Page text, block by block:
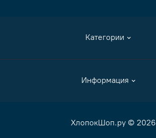
Категории
Аксессуары
Информация
Как сделать заказ
ХлопокШоп.ру © 2026